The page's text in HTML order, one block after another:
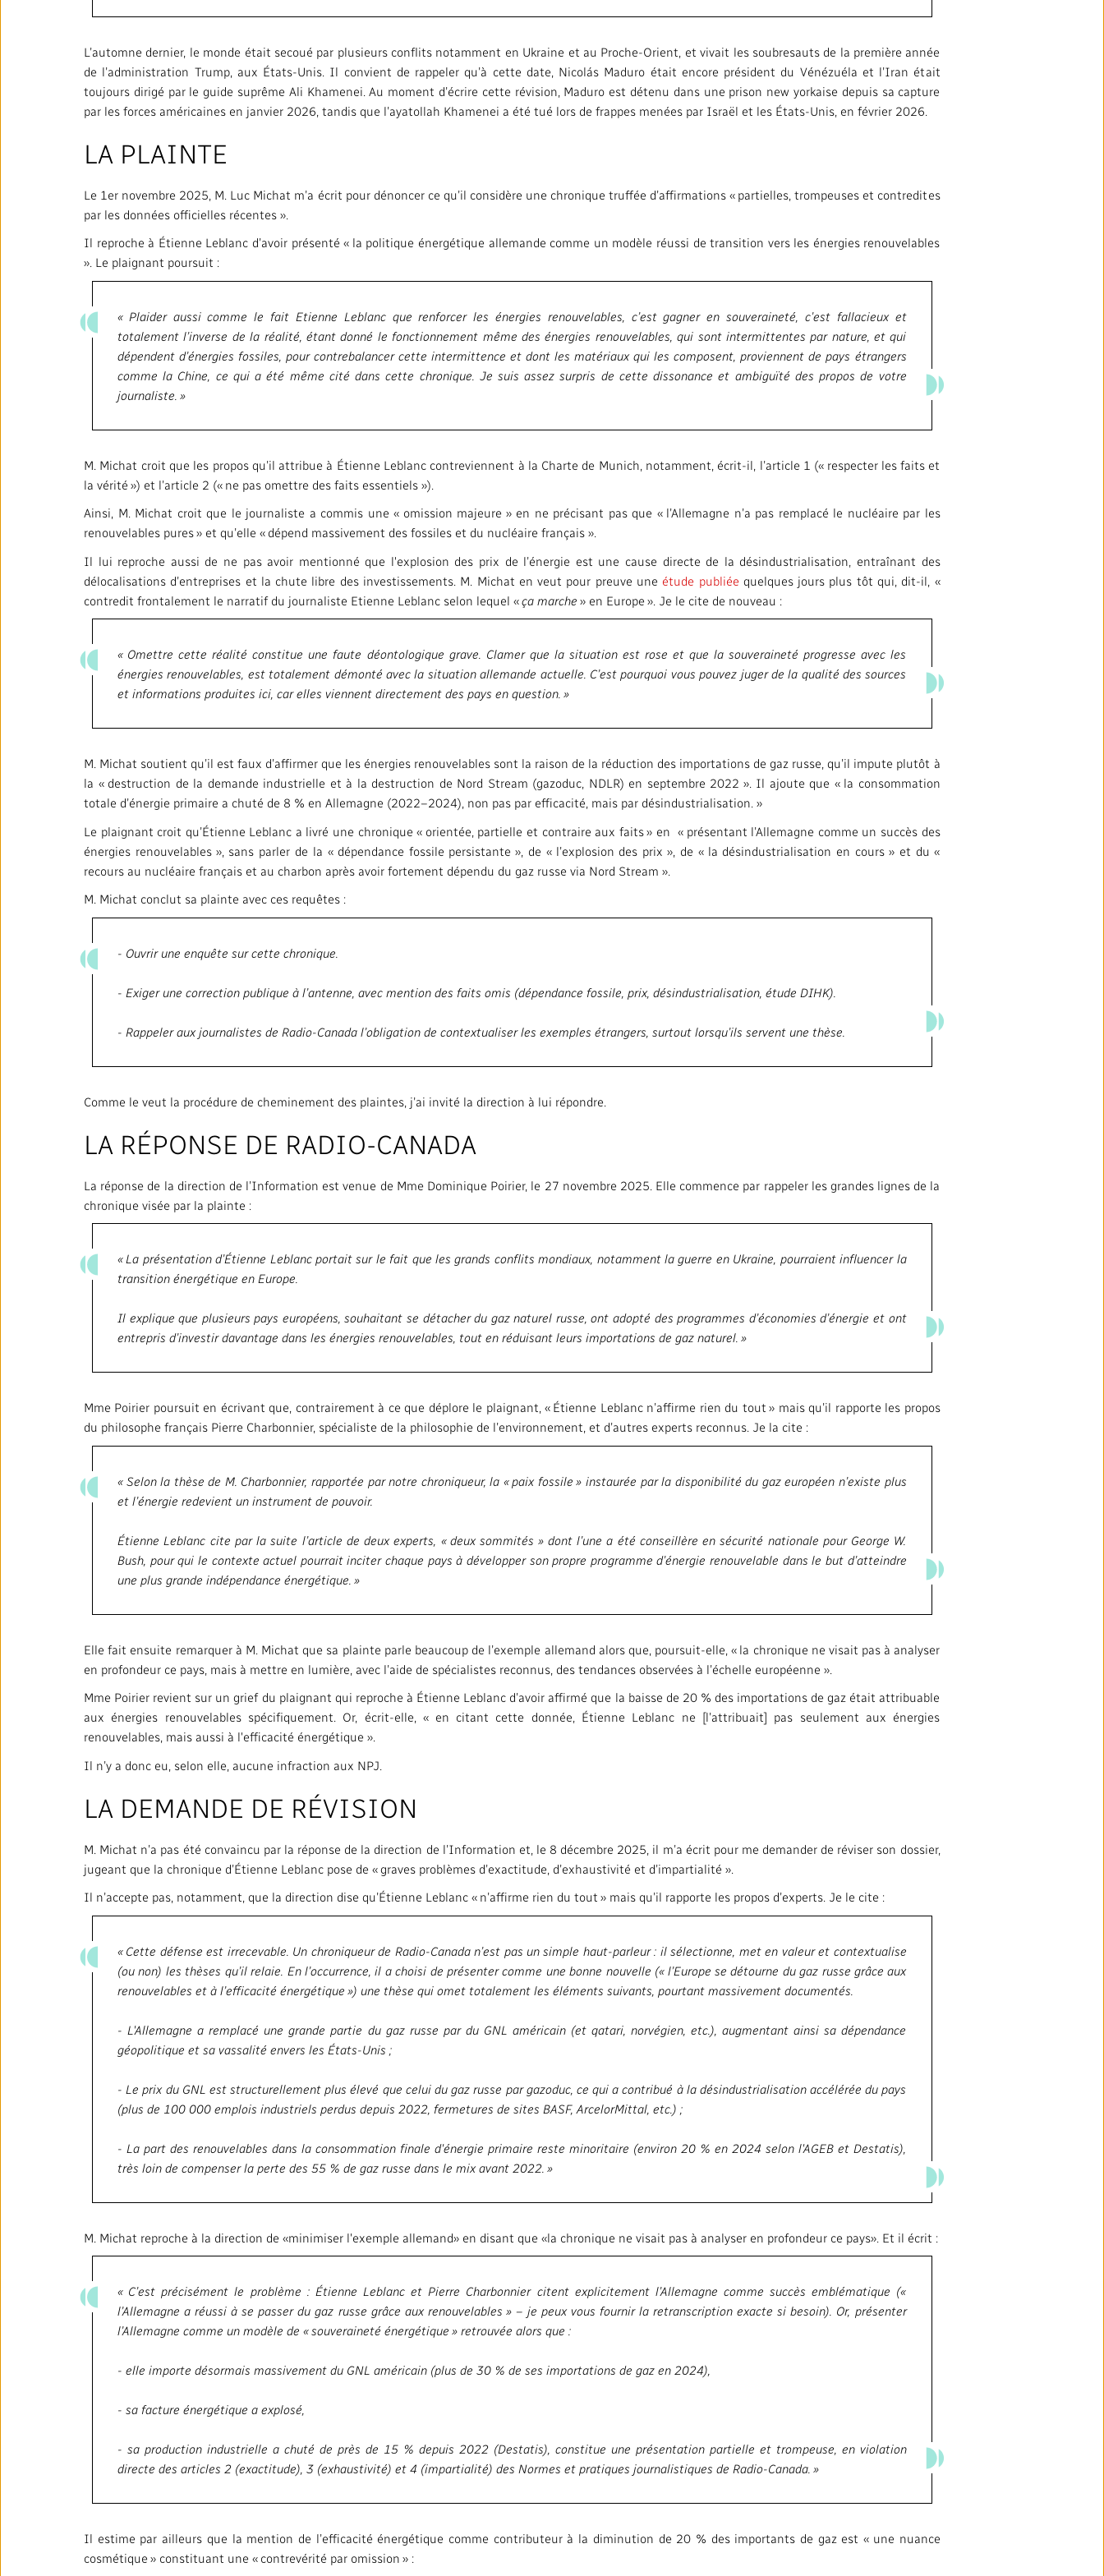
Politiques institutionnelles
Salle de presse
Notre approche en matière
d’intelligence artificielle
Accès à l'information
Bureau Valeurs et Éthique
Répertoire des médias locaux
RADIO-CANADA CBC
L’automne dernier, le monde était secoué par plusieurs conflits notamment en Ukraine et au Proche-Orient, et vivait les soubresauts de la première année
de l’administration Trump, aux États-Unis. Il convient de rappeler qu’à cette date, Nicolás Maduro était encore président du Vénézuéla et l’Iran était
toujours dirigé par le guide suprême Ali Khamenei. Au moment d’écrire cette révision, Maduro est détenu dans une prison new yorkaise depuis sa capture
par les forces américaines en janvier 2026, tandis que l’ayatollah Khamenei a été tué lors de frappes menées par Israël et les États-Unis, en février 2026.
LA PLAINTE
Le 1er novembre 2025, M. Luc Michat m’a écrit pour dénoncer ce qu’il considère une chronique truffée d’affirmations « partielles, trompeuses et contredites
par les données officielles récentes ».
Il reproche à Étienne Leblanc d’avoir présenté « la politique énergétique allemande comme un modèle réussi de transition vers les énergies renouvelables
». Le plaignant poursuit :
« Plaider aussi comme le fait Etienne Leblanc que renforcer les énergies renouvelables, c’est gagner en souveraineté, c’est fallacieux et
totalement l’inverse de la réalité, étant donné le fonctionnement même des énergies renouvelables, qui sont intermittentes par nature, et qui
dépendent d’énergies fossiles, pour contrebalancer cette intermittence et dont les matériaux qui les composent, proviennent de pays étrangers
comme la Chine, ce qui a été même cité dans cette chronique. Je suis assez surpris de cette dissonance et ambiguïté des propos de votre
journaliste. »
M. Michat croit que les propos qu’il attribue à Étienne Leblanc contreviennent à la Charte de Munich, notamment, écrit-il, l’article 1 (« respecter les faits et
la vérité ») et l’article 2 (« ne pas omettre des faits essentiels »).
Ainsi, M. Michat croit que le journaliste a commis une « omission majeure » en ne précisant pas que « l’Allemagne n’a pas remplacé le nucléaire par les
renouvelables pures » et qu’elle « dépend massivement des fossiles et du nucléaire français ».
Il lui reproche aussi de ne pas avoir mentionné que l'explosion des prix de l’énergie est une cause directe de la désindustrialisation, entraînant des
délocalisations d’entreprises et la chute libre des investissements. M. Michat en veut pour preuve une étude publiée quelques jours plus tôt qui, dit-il, «
contredit frontalement le narratif du journaliste Etienne Leblanc selon lequel «ça marche » en Europe ». Je le cite de nouveau :
« Omettre cette réalité constitue une faute déontologique grave. Clamer que la situation est rose et que la souveraineté progresse avec les
énergies renouvelables, est totalement démonté avec la situation allemande actuelle. C’est pourquoi vous pouvez juger de la qualité des sources
et informations produites ici, car elles viennent directement des pays en question. »
M. Michat soutient qu’il est faux d’affirmer que les énergies renouvelables sont la raison de la réduction des importations de gaz russe, qu’il impute plutôt à
la « destruction de la demande industrielle et à la destruction de Nord Stream (gazoduc, NDLR) en septembre 2022 ». Il ajoute que « la consommation
totale d’énergie primaire a chuté de 8 % en Allemagne (2022–2024), non pas par efficacité, mais par désindustrialisation. »
Le plaignant croit qu’Étienne Leblanc a livré une chronique « orientée, partielle et contraire aux faits » en « présentant l’Allemagne comme un succès des
énergies renouvelables », sans parler de la « dépendance fossile persistante », de « l’explosion des prix », de « la désindustrialisation en cours » et du «
recours au nucléaire français et au charbon après avoir fortement dépendu du gaz russe via Nord Stream ».
M. Michat conclut sa plainte avec ces requêtes :
- Ouvrir une enquête sur cette chronique.
- Exiger une correction publique à l’antenne, avec mention des faits omis (dépendance fossile, prix, désindustrialisation, étude DIHK).
- Rappeler aux journalistes de Radio-Canada l’obligation de contextualiser les exemples étrangers, surtout lorsqu’ils servent une thèse.
Comme le veut la procédure de cheminement des plaintes, j’ai invité la direction à lui répondre.
LA RÉPONSE DE RADIO-CANADA
La réponse de la direction de l’Information est venue de Mme Dominique Poirier, le 27 novembre 2025. Elle commence par rappeler les grandes lignes de la
chronique visée par la plainte :
« La présentation d’Étienne Leblanc portait sur le fait que les grands conflits mondiaux, notamment la guerre en Ukraine, pourraient influencer la
transition énergétique en Europe.
Il explique que plusieurs pays européens, souhaitant se détacher du gaz naturel russe, ont adopté des programmes d’économies d’énergie et ont
entrepris d’investir davantage dans les énergies renouvelables, tout en réduisant leurs importations de gaz naturel. »
Mme Poirier poursuit en écrivant que, contrairement à ce que déplore le plaignant, « Étienne Leblanc n’affirme rien du tout » mais qu’il rapporte les propos
du philosophe français Pierre Charbonnier, spécialiste de la philosophie de l’environnement, et d’autres experts reconnus. Je la cite :
« Selon la thèse de M. Charbonnier, rapportée par notre chroniqueur, la « paix fossile » instaurée par la disponibilité du gaz européen n’existe plus
et l’énergie redevient un instrument de pouvoir.
Étienne Leblanc cite par la suite l’article de deux experts, « deux sommités » dont l’une a été conseillère en sécurité nationale pour George W.
Bush, pour qui le contexte actuel pourrait inciter chaque pays à développer son propre programme d’énergie renouvelable dans le but d’atteindre
une plus grande indépendance énergétique. »
Elle fait ensuite remarquer à M. Michat que sa plainte parle beaucoup de l’exemple allemand alors que, poursuit-elle, « la chronique ne visait pas à analyser
en profondeur ce pays, mais à mettre en lumière, avec l’aide de spécialistes reconnus, des tendances observées à l’échelle européenne ».
Mme Poirier revient sur un grief du plaignant qui reproche à Étienne Leblanc d’avoir affirmé que la baisse de 20 % des importations de gaz était attribuable
aux énergies renouvelables spécifiquement. Or, écrit-elle, « en citant cette donnée, Étienne Leblanc ne [l’attribuait] pas seulement aux énergies
renouvelables, mais aussi à l'efficacité énergétique ».
Il n’y a donc eu, selon elle, aucune infraction aux NPJ.
LA DEMANDE DE RÉVISION
M. Michat n’a pas été convaincu par la réponse de la direction de l’Information et, le 8 décembre 2025, il m’a écrit pour me demander de réviser son dossier,
jugeant que la chronique d’Étienne Leblanc pose de « graves problèmes d’exactitude, d’exhaustivité et d’impartialité ».
Il n’accepte pas, notamment, que la direction dise qu’Étienne Leblanc « n’affirme rien du tout » mais qu’il rapporte les propos d’experts. Je le cite :
« Cette défense est irrecevable. Un chroniqueur de Radio-Canada n’est pas un simple haut-parleur : il sélectionne, met en valeur et contextualise
(ou non) les thèses qu’il relaie. En l’occurrence, il a choisi de présenter comme une bonne nouvelle (« l’Europe se détourne du gaz russe grâce aux
renouvelables et à l’efficacité énergétique ») une thèse qui omet totalement les éléments suivants, pourtant massivement documentés.
- L'Allemagne a remplacé une grande partie du gaz russe par du GNL américain (et qatari, norvégien, etc.), augmentant ainsi sa dépendance
géopolitique et sa vassalité envers les États-Unis ;
- Le prix du GNL est structurellement plus élevé que celui du gaz russe par gazoduc, ce qui a contribué à la désindustrialisation accélérée du pays
(plus de 100 000 emplois industriels perdus depuis 2022, fermetures de sites BASF, ArcelorMittal, etc.) ;
- La part des renouvelables dans la consommation finale d'énergie primaire reste minoritaire (environ 20 % en 2024 selon l'AGEB et Destatis),
très loin de compenser la perte des 55 % de gaz russe dans le mix avant 2022. »
M. Michat reproche à la direction de «minimiser l'exemple allemand» en disant que «la chronique ne visait pas à analyser en profondeur ce pays». Et il écrit :
« C’est précisément le problème : Étienne Leblanc et Pierre Charbonnier citent explicitement l’Allemagne comme succès emblématique («
l’Allemagne a réussi à se passer du gaz russe grâce aux renouvelables » – je peux vous fournir la retranscription exacte si besoin). Or, présenter
l’Allemagne comme un modèle de « souveraineté énergétique » retrouvée alors que :
- elle importe désormais massivement du GNL américain (plus de 30 % de ses importations de gaz en 2024),
- sa facture énergétique a explosé,
- sa production industrielle a chuté de près de 15 % depuis 2022 (Destatis), constitue une présentation partielle et trompeuse, en violation
directe des articles 2 (exactitude), 3 (exhaustivité) et 4 (impartialité) des Normes et pratiques journalistiques de Radio-Canada. »
Il estime par ailleurs que la mention de l’efficacité énergétique comme contributeur à la diminution de 20 % des importants de gaz est « une nuance
cosmétique » constituant une « contrevérité par omission » :